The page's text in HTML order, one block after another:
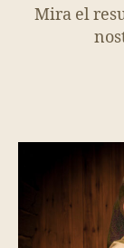
Mira el